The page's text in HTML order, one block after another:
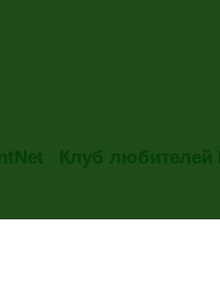
Клуб любителей